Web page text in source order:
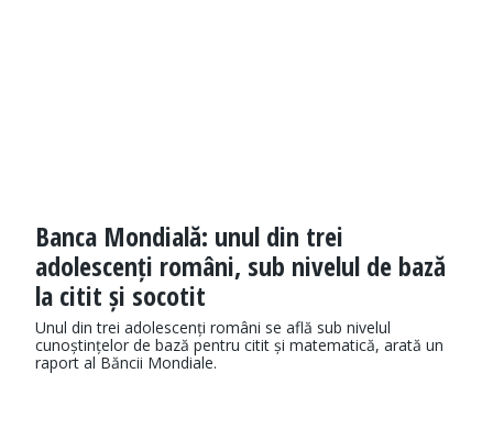
Banca Mondială: unul din trei
adolescenți români, sub nivelul de bază
la citit și socotit
Unul din trei adolescenți români se află sub nivelul
cunoștințelor de bază pentru citit și matematică, arată un
raport al Băncii Mondiale.